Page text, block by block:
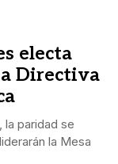
electa
Directiva
la paridad se
la Mesa